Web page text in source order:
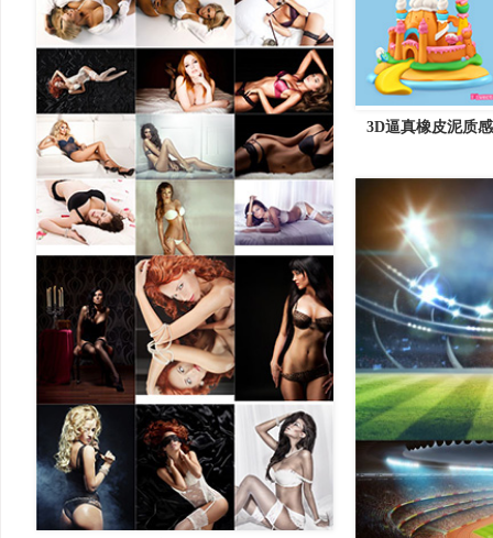
3D逼真橡皮泥质